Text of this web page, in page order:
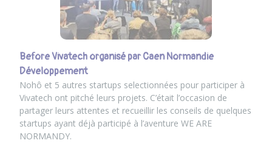
Before Vivatech organisé par Caen Normandie
Développement
Nohô et 5 autres startups selectionnées pour participer à
Vivatech ont pitché leurs projets. C’était l’occasion de
partager leurs attentes et recueillir les conseils de quelques
startups ayant déjà participé à l’aventure WE ARE
NORMANDY.